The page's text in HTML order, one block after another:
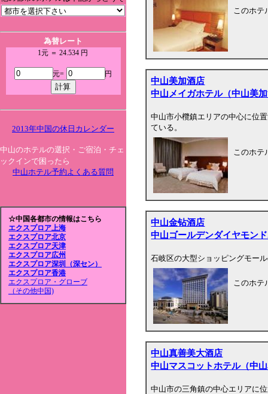
為替レート
1元 ＝ 24.534 円
元= 円
2013年中国の休日カレンダー
中山のホテルの選択・ご宿泊・チェ
ックインで困ったら
中山ホテル予約よくある質問
☆中国各都市の情報はこちら
エクスプロア上海
エクスプロア北京
エクスプロア天津
エクスプロア広州
エクスプロア深圳（深セン）
エクスプロア香港
エクスプロア・グローブ
（その他中国)
このホテ
中山美加酒店
中山メイガホテル（中山美
中山市小欖鎮エリアの中心に位
ている。
このホテ
中山金钻酒店
中山ゴールデンダイヤモン
石岐区の大型ショッピングモー
このホテ
中山真善美大酒店
中山マスコットホテル（中
中山市の三角鎮の中心エリアに